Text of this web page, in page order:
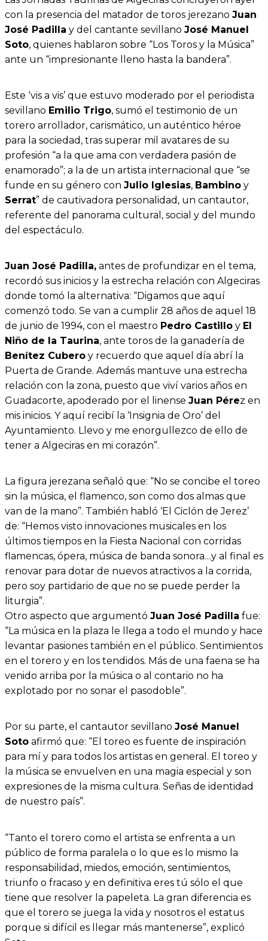
con la presencia del matador de toros jerezano Juan
José Padilla y del cantante sevillano José Manuel
Soto, quienes hablaron sobre “Los Toros y la Música”
ante un “impresionante lleno hasta la bandera”.
Este ‘vis a vis’ que estuvo moderado por el periodista
sevillano Emilio Trigo, sumó el testimonio de un
torero arrollador, carismático, un auténtico héroe
para la sociedad, tras superar mil avatares de su
profesión “a la que ama con verdadera pasión de
enamorado”; a la de un artista internacional que “se
funde en su género con Julio Iglesias, Bambino y
Serrat” de cautivadora personalidad, un cantautor,
referente del panorama cultural, social y del mundo
del espectáculo.
Juan José Padilla, antes de profundizar en el tema,
recordó sus inicios y la estrecha relación con Algeciras
donde tomó la alternativa: “Digamos que aquí
comenzó todo. Se van a cumplir 28 años de aquel 18
de junio de 1994, con el maestro Pedro Castillo y El
Niño de la Taurina, ante toros de la ganadería de
Benítez Cubero y recuerdo que aquel día abrí la
Puerta de Grande. Además mantuve una estrecha
relación con la zona, puesto que viví varios años en
Guadacorte, apoderado por el linense Juan Pérez en
mis inicios. Y aquí recibí la ‘Insignia de Oro’ del
Ayuntamiento. Llevo y me enorgullezco de ello de
tener a Algeciras en mi corazón”.
La figura jerezana señaló que: “No se concibe el toreo
sin la música, el flamenco, son como dos almas que
van de la mano”. También habló ‘El Ciclón de Jerez’
de: “Hemos visto innovaciones musicales en los
últimos tiempos en la Fiesta Nacional con corridas
flamencas, ópera, música de banda sonora…y al final es
renovar para dotar de nuevos atractivos a la corrida,
pero soy partidario de que no se puede perder la
liturgia”.
Otro aspecto que argumentó Juan José Padilla fue:
“La música en la plaza le llega a todo el mundo y hace
levantar pasiones también en el público. Sentimientos
en el torero y en los tendidos. Más de una faena se ha
venido arriba por la música o al contario no ha
explotado por no sonar el pasodoble”.
Por su parte, el cantautor sevillano José Manuel
Soto afirmó que: “El toreo es fuente de inspiración
para mí y para todos los artistas en general. El toreo y
la música se envuelven en una magia especial y son
expresiones de la misma cultura. Señas de identidad
de nuestro país”.
“Tanto el torero como el artista se enfrenta a un
público de forma paralela o lo que es lo mismo la
responsabilidad, miedos, emoción, sentimientos,
triunfo o fracaso y en definitiva eres tú sólo el que
tiene que resolver la papeleta. La gran diferencia es
que el torero se juega la vida y nosotros el estatus
porque si difícil es llegar más mantenerse”, explicó